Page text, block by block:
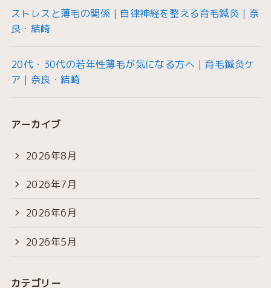
ストレスと薄毛の関係｜自律神経を整える育毛鍼灸｜奈
良・結崎
20代・30代の若年性薄毛が気になる方へ｜育毛鍼灸ケ
ア｜奈良・結崎
アーカイブ
2026年8月
2026年7月
2026年6月
2026年5月
カテゴリー